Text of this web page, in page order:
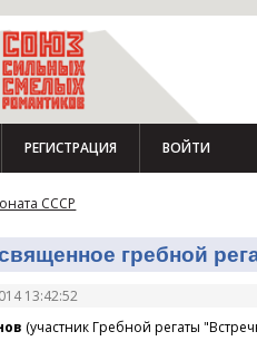
РЕГИСТРАЦИЯ ВОЙТИ
СССР
гребной
13:42:52
(участник Гребной регаты